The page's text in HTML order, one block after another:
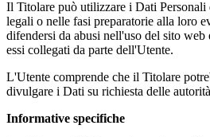
Il Titolare può utilizzare i Dati
legali o nelle fasi preparatorie alla loro
difendersi da abusi nell'uso del sito web
essi collegati da parte dell'Utente.
L'Utente comprende che il Titolare
divulgare i Dati su richiesta delle
Informative specifiche